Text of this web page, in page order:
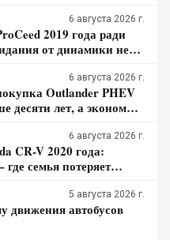
6 августа 2026 г.
2019 года ради
от динамики не
6 августа 2026 г.
Outlander PHEV
десяти лет, а экономия
6 августа 2026 г.
CR-V 2020 года:
семья потеряет
5 августа 2026 г.
движения автобусов